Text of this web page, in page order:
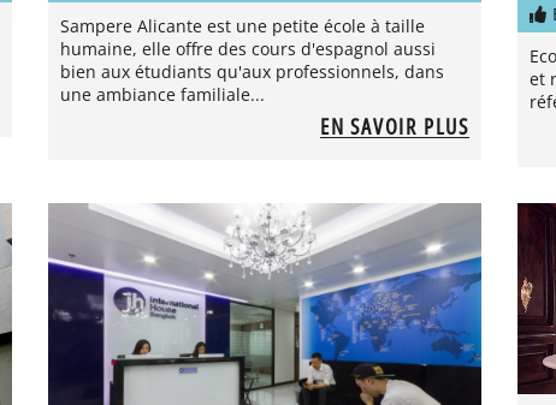
Sampere Alicante est une petite école à taille
humaine, elle offre des cours d'espagnol aussi
bien aux étudiants qu'aux professionnels, dans
une ambiance familiale...
EN SAVOIR PLUS
et